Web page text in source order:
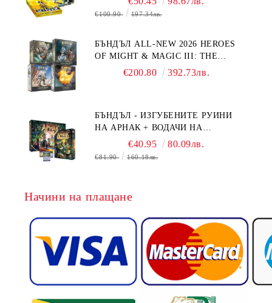
€100.90 197.34лв.
БЪНДЪЛ ALL-NEW 2026 HEROES
OF MIGHT & MAGIC III: THE
BOARD GAME EXPANSIONS -
€200.80 392.73лв.
БЪНДЪЛ - ИЗГУБЕНИТЕ РУИНИ
НА АРНАК + ВОДАЧИ НА
ЕКСПЕДИЦИИ + ПРОМО КАРТИ
БЕЗПЛАТНО
€40.95 80.09лв.
€81.90 160.18лв.
Начини на плащане